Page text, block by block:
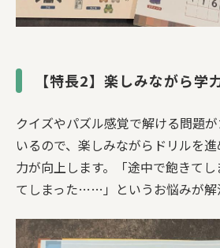
【特長2】楽しみながら学
クイズやパズル感覚で解ける問題
いるので、楽しみながらドリルを
力が向上します。「途中で飽きて
てしまった……」というお悩みが解